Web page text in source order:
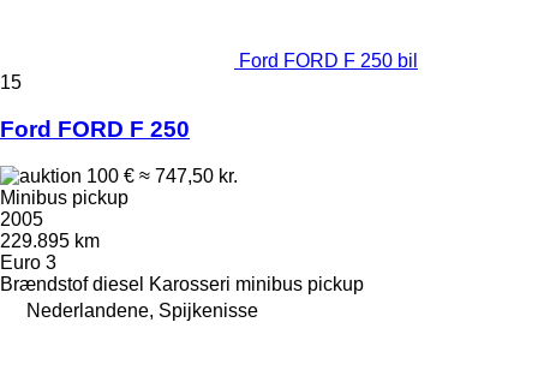
Ford FORD F 250 bil
15
Ford FORD F 250
100 € ≈ 747,50 kr.
Minibus pickup
2005
229.895 km
Euro 3
Brændstof diesel Karosseri minibus pickup
Nederlandene, Spijkenisse